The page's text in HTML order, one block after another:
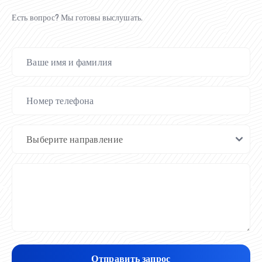
Есть вопрос? Мы готовы выслушать.
Отправить запрос